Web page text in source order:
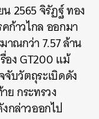
2565 จิรัฏฐ์ ทอง
ก้าวไกล ออกมา
าณกว่า 7.57 ล้าน
อง GT200 แม้
บวัตถุระเบิดดัง
ย กระทรวง
กล่าวออกไป